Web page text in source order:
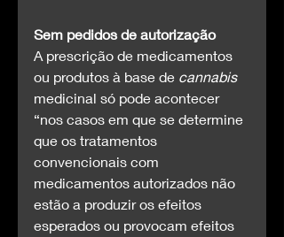
Sem pedidos de autorização
A prescrição de medicamentos
ou produtos à base de cannabis
medicinal só pode acontecer
“nos casos em que se determine
que os tratamentos
convencionais com
medicamentos autorizados não
estão a produzir os efeitos
esperados ou provocam efeitos